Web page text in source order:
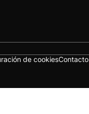
de cookiesContacto